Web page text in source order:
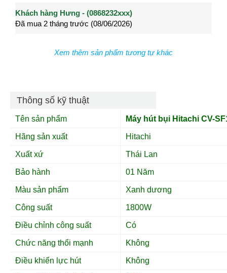
Khách hàng Nguyễn Văn Quyền - (0963544xxx)
Đã mua 2 tháng trước (28/05/2026)
Khách hàng Nguyễn Thành Long - (0902021xxx)
Đã mua 3 tháng trước (27/04/2026)
Xem thêm sản phẩm tương tự khác
Thông số kỹ thuật
Tên sản phẩm Máy hút bụi Hitachi CV-
Hãng sản xuất Hitachi
Xuất xứ Thái Lan
Bảo hành 01 Năm
Màu sản phẩm Xanh dương
Công suất 1800W
Điều chỉnh công suất Có
Chức năng thổi mạnh Không
Điều khiển lực hút Không